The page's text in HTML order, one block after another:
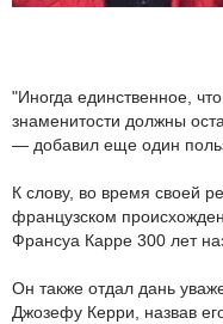
"Иногда единственное,
знаменитости должны
— добавил еще один
К слову, во время своей
французском
Франсуа Карре 300 лет
Он также отдал дань
Джозефу Керри, назвав